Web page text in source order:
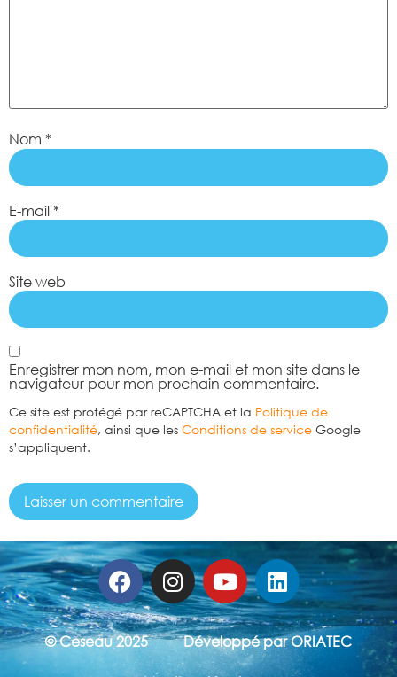
Nom *
E-mail *
Site web
Enregistrer mon nom, mon e-mail et mon site dans le
navigateur pour mon prochain commentaire.
Ce site est protégé par reCAPTCHA et la Politique de
confidentialité, ainsi que les Conditions de service Google
s’appliquent.
© Ceseau 2025 Développé par ORIATEC